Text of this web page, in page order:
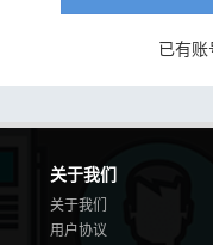
已有账
关于我们
关于我们
用户协议